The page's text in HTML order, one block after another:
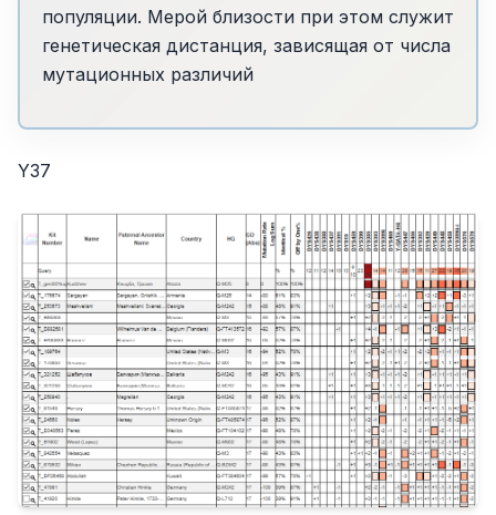
популяции. Мерой близости при этом служит
генетическая дистанция, зависящая от числа
мутационных различий
Y37